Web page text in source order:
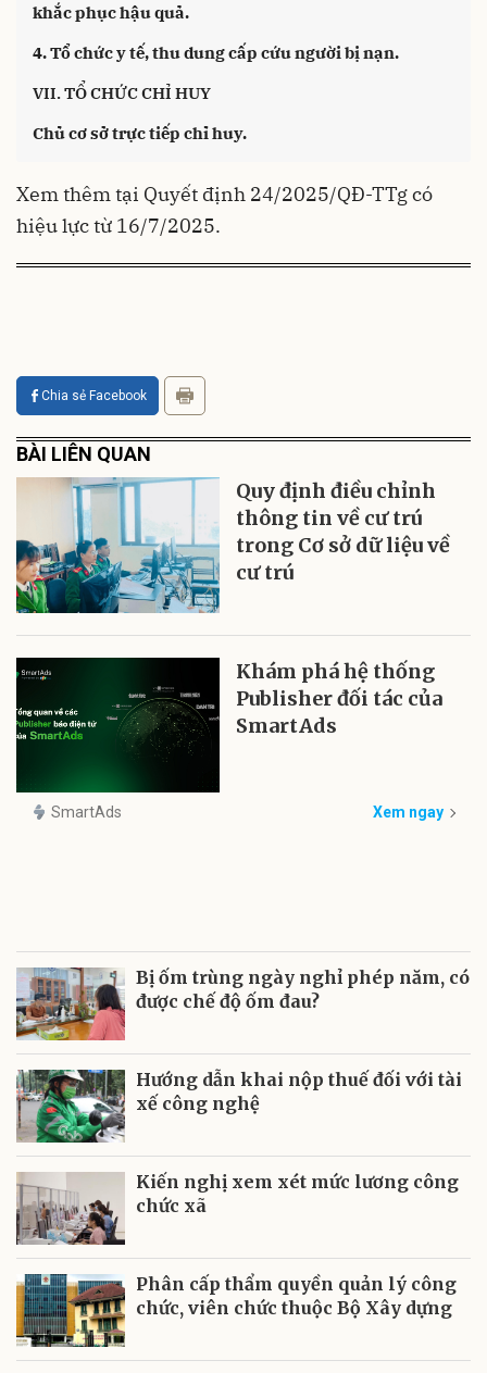
khắc phục hậu quả.
4. Tổ chức y tế, thu dung cấp cứu người bị nạn.
VII. TỔ CHỨC CHỈ HUY
Chủ cơ sở trực tiếp chỉ huy.
Xem thêm tại Quyết định 24/2025/QĐ-TTgcó
hiệu lực từ 16/7/2025.
Chia sẻ Facebook
BÀI LIÊN QUAN
Quy định điều chỉnh
thông tin về cư trú
trong Cơ sở dữ liệu về
cư trú
Khám phá hệ thống
Publisher đối tác của
SmartAds
SmartAds Xem ngay
Bị ốm trùng ngày nghỉ phép năm, có
được chế độ ốm đau?
Hướng dẫn khai nộp thuế đối với tài
xế công nghệ
Kiến nghị xem xét mức lương công
chức xã
Phân cấp thẩm quyền quản lý công
chức, viên chức thuộc Bộ Xây dựng